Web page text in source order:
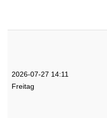
2026-07-27 14:11
Freitag